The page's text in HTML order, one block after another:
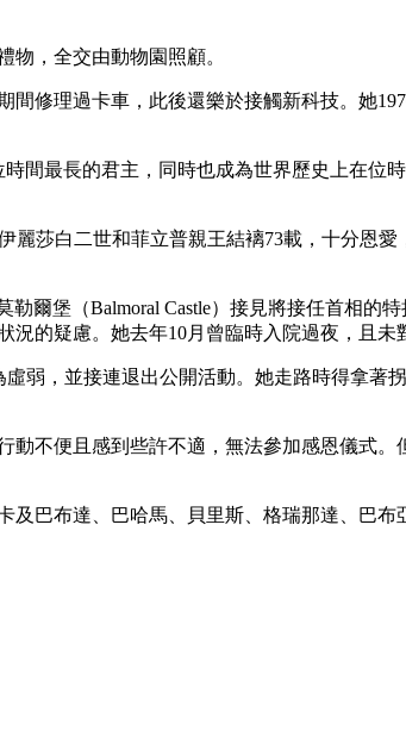
物，全交由動物園照顧。
修理過卡車，此後還樂於接觸新科技。她
間最長的君主，同時也成為世界歷史上在位
麗莎白二世和菲立普親王結褵73載，十分恩
爾堡（Balmoral Castle）接見將接任首相的
的疑慮。她去年10月曾臨時入院過夜，且未
弱，並接連退出公開活動。她走路時得拿著
動不便且感到些許不適，無法參加感恩儀式
巴布達、巴哈馬、貝里斯、格瑞那達、巴